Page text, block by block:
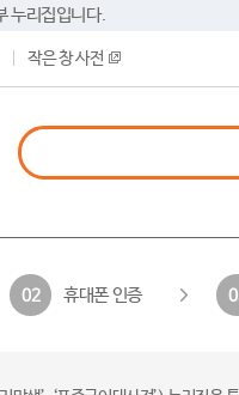
누리집입니다.
작은 창 사전
02 휴대폰 인증